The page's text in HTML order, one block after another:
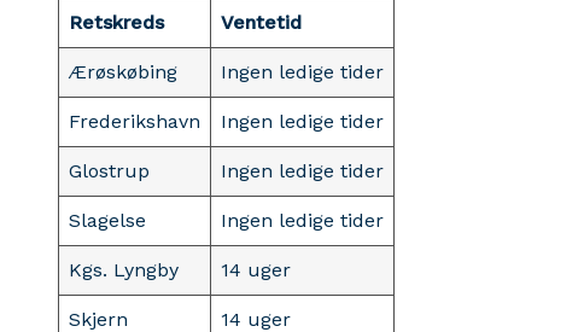
Retskreds Ventetid
Ærøskøbing Ingen ledige tider
Frederikshavn Ingen ledige tider
Glostrup Ingen ledige tider
Slagelse Ingen ledige tider
Kgs. Lyngby 14 uger
Skjern 14 uger